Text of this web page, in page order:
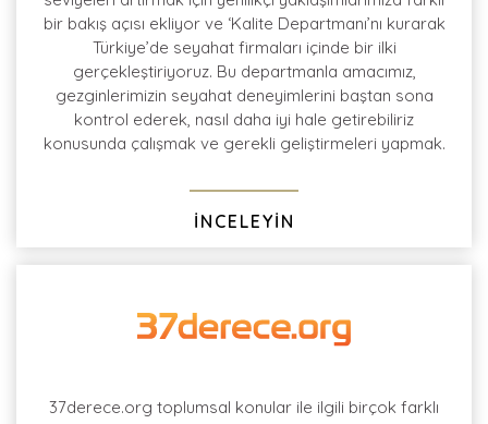
bir bakış açısı ekliyor ve ‘Kalite Departmanı’nı kurarak
Türkiye’de seyahat firmaları içinde bir ilki
gerçekleştiriyoruz. Bu departmanla amacımız,
gezginlerimizin seyahat deneyimlerini baştan sona
kontrol ederek, nasıl daha iyi hale getirebiliriz
konusunda çalışmak ve gerekli geliştirmeleri yapmak.
İNCELEYİN
37derece.org toplumsal konular ile ilgili birçok farklı